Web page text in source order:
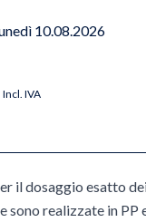
10.08.2026
Incl. IVA
il dosaggio esatto
sono realizzate in PP